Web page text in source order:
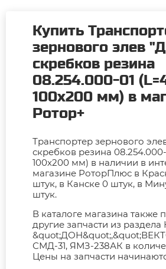
Купить
зернового элев
скребков резина
08.254.000-01
100х200 мм) в
Ротор+
Транспортер зернового
скребков резина
100х200 мм) в наличии в
магазине РоторПлюс в
штук, в Канске 0 штук, в
штук.
В каталоге магазина также
другие запчасти из
СМД-31, ЯМЗ-238АК в
Цены на запчасти